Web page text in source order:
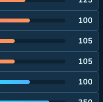
100
105
105
100